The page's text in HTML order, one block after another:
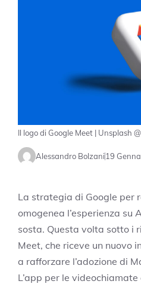
Il logo di Google Meet | Unsplash
Alessandro Bolzani19
La strategia di Google per
omogenea l’esperienza su
sosta. Questa volta sotto i
Meet, che riceve un nuovo
a rafforzare l’adozione di
L’app per le